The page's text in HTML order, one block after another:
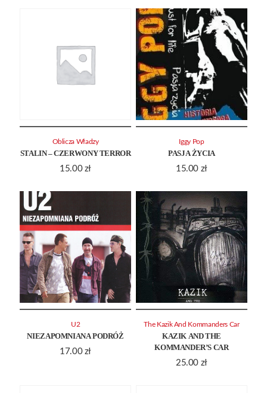
STALIN – CZERWONY TERROR
15.00 zł
Oblicza Władzy
PASJA ŻYCIA
15.00 zł
Iggy Pop
NIEZAPOMNIANA PODRÓŻ
17.00 zł
U2
KAZIK AND THE
KOMMANDER’S CAR
25.00 zł
The Kazik And Kommanders Car